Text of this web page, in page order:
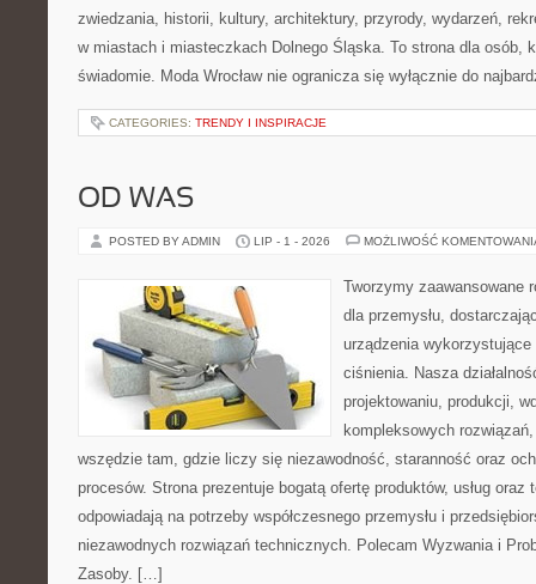
zwiedzania, historii, kultury, architektury, przyrody, wydarzeń,
w miastach i miasteczkach Dolnego Śląska. To strona dla osób,
świadomie. Moda Wrocław nie ogranicza się wyłącznie do
CATEGORIES: TRENDY I INSPIRACJE
OD WAS
POSTED BY ADMIN LIP - 1 - 2026 MOŻLIWOŚĆ
Tworzymy zaawansowane
dla przemysłu,
urządzenia
ciśnienia. Nasza
projektowaniu, produkcji,
kompleksowych
wszędzie tam, gdzie liczy się niezawodność, staranność oraz
procesów. Strona prezentuje bogatą ofertę produktów, usług oraz
odpowiadają na potrzeby współczesnego przemysłu i
niezawodnych rozwiązań technicznych. Polecam Wyzwania i
Zasoby. […]